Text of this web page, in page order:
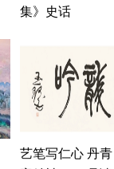
集》史话
艺笔写仁心 丹青